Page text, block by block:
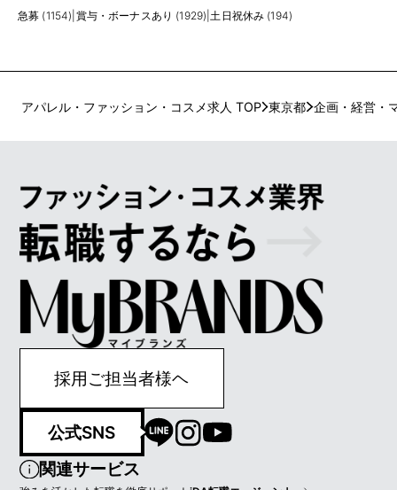
急募 (1154) 賞与・ボーナスあり (1929) |土日祝休み (194)
アパレル・ファッション・コスメ求人 TOP 東京都 企画・経営・
採用ご担当者様ヘ
公式SNS
関連サービス